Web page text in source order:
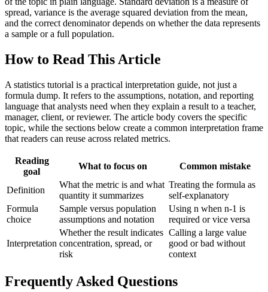
spread, variance is the average squared deviation from the mean,
and the correct denominator depends on whether the data represents
a sample or a full population.
How to Read This Article
A statistics tutorial is a practical interpretation guide, not just a
formula dump. It refers to the assumptions, notation, and reporting
language that analysts need when they explain a result to a teacher,
manager, client, or reviewer. The article body covers the specific
topic, while the sections below create a common interpretation frame
that readers can reuse across related metrics.
Reading
goal
What to focus on Common mistake
Definition
What the metric is and what
quantity it summarizes
Treating the formula as
self-explanatory
Formula
choice
Sample versus population
assumptions and notation
Using n when n-1 is
required or vice versa
Interpretation
Whether the result indicates
concentration, spread, or
risk
Calling a large value
good or bad without
context
Frequently Asked Questions